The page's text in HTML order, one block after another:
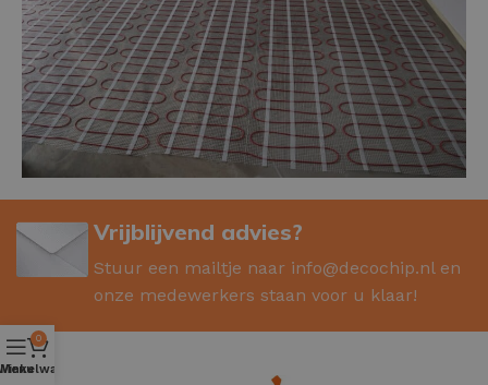
Vrijblijvend advies?
Stuur een mailtje naar info@decochip.nl en
onze medewerkers staan voor u klaar!
Menu
0